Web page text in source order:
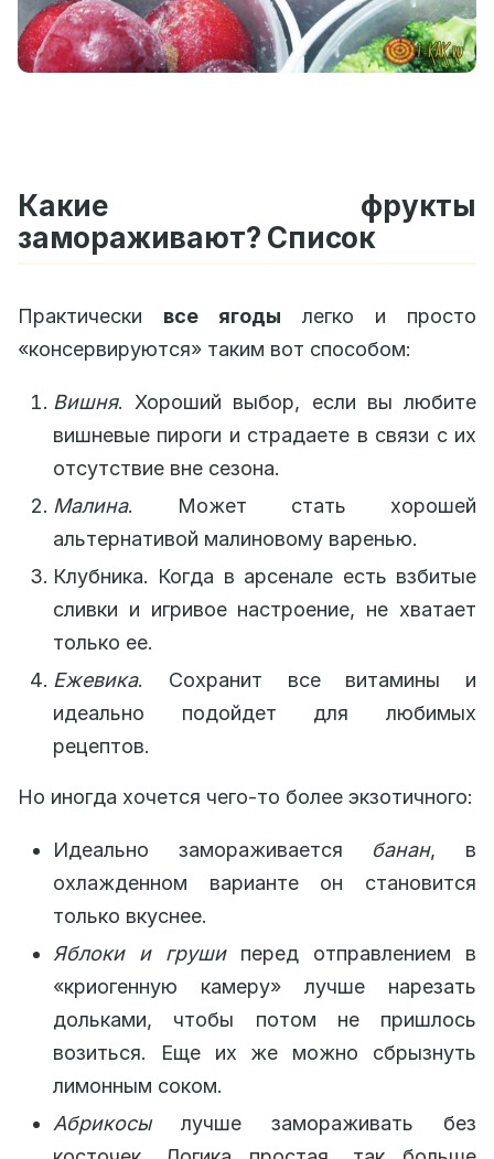
Какие фрукты
замораживают? Список
Практически все ягоды легко и просто
«консервируются» таким вот способом:
Вишня. Хороший выбор, если вы любите
вишневые пироги и страдаете в связи с их
отсутствие вне сезона.
Малина. Может стать хорошей
альтернативой малиновому варенью.
Клубника. Когда в арсенале есть взбитые
сливки и игривое настроение, не хватает
только ее.
Ежевика. Сохранит все витамины и
идеально подойдет для любимых
рецептов.
Но иногда хочется чего-то более экзотичного:
Идеально замораживается банан, в
охлажденном варианте он становится
только вкуснее.
Яблоки и грушиперед отправлением в
«криогенную камеру» лучше нарезать
дольками, чтобы потом не пришлось
возиться. Еще их же можно сбрызнуть
лимонным соком.
Абрикосылучше замораживать без